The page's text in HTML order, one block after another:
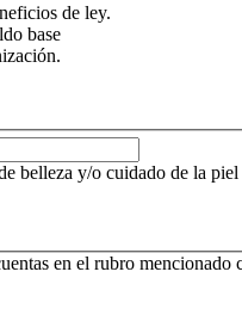
de ley.
base
belleza y/o cuidado de la
en el rubro mencionado